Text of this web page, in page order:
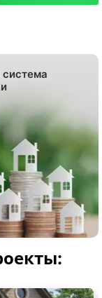
система